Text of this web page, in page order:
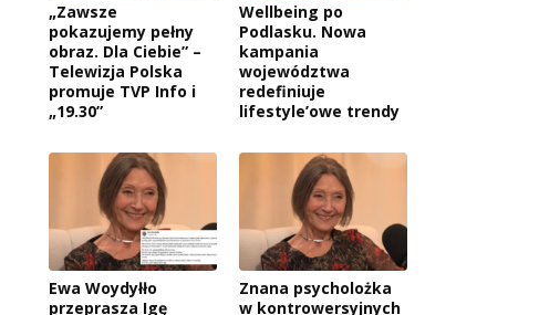
„Zawsze
pokazujemy pełny
obraz. Dla Ciebie” –
Telewizja Polska
promuje TVP Info i
„19.30”
Wellbeing po
Podlasku. Nowa
kampania
województwa
redefiniuje
lifestyle’owe trendy
Ewa Woydyłło
przeprasza Igę
Znana psycholożka
w kontrowersyjnych